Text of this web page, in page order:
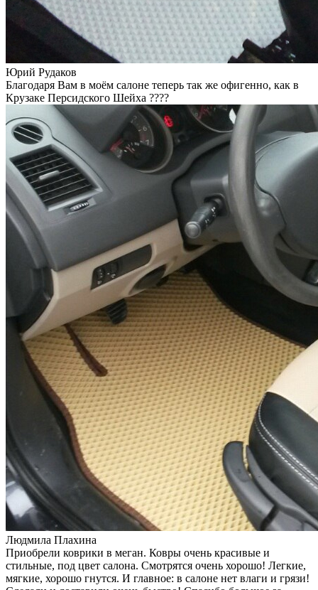
Юрий Рудаков
Благодаря Вам в моём салоне теперь так же офигенно, как в
Крузаке Персидского Шейха ????
Людмила Плахина
Приобрели коврики в меган. Ковры очень красивые и
стильные, под цвет салона. Смотрятся очень хорошо! Легкие,
мягкие, хорошо гнутся. И главное: в салоне нет влаги и грязи!